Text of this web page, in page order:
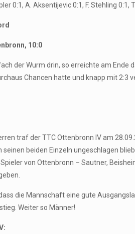
0:1, A. Aksentijevic 0:1, F. Stehling 0:1,
10:0
der Wurm drin, so erreichte am Ende
Chancen hatte und knapp mit 2:3
traf der TTC Ottenbronn IV am
seinen beiden Einzeln ungeschlagen
von Ottenbronn – Sautner,
die Mannschaft eine gute
Weiter so Männer!